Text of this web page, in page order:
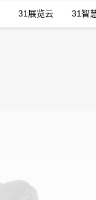
31展览云 31智